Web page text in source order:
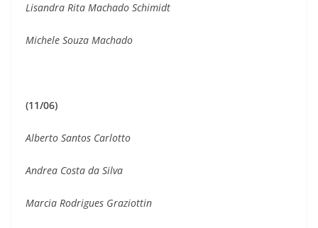
Lisandra Rita Machado Schimidt
Michele Souza Machado
(11/06)
Alberto Santos Carlotto
Andrea Costa da Silva
Marcia Rodrigues Graziottin